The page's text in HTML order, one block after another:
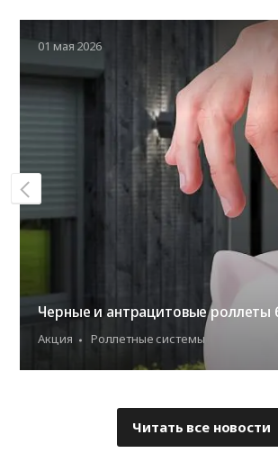
01 мая 2026
Черные и антрацитовые роллеты
Акция Роллетные системы
Читать все новости